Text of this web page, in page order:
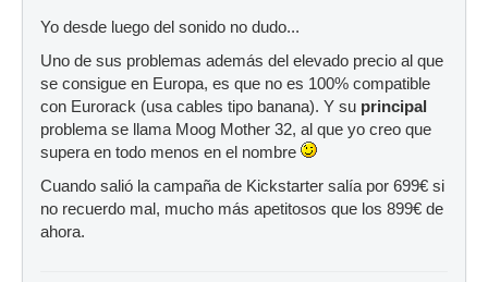
Yo desde luego del sonido no dudo...
Uno de sus problemas además del elevado precio al que
se consigue en Europa, es que no es 100% compatible
con Eurorack (usa cables tipo banana). Y su principal
problema se llama Moog Mother 32, al que yo creo que
supera en todo menos en el nombre
Cuando salió la campaña de Kickstarter salía por 699€ si
no recuerdo mal, mucho más apetitosos que los 899€ de
ahora.